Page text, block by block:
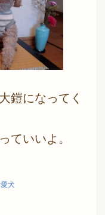
鎧になってく
ていいよ。
愛犬